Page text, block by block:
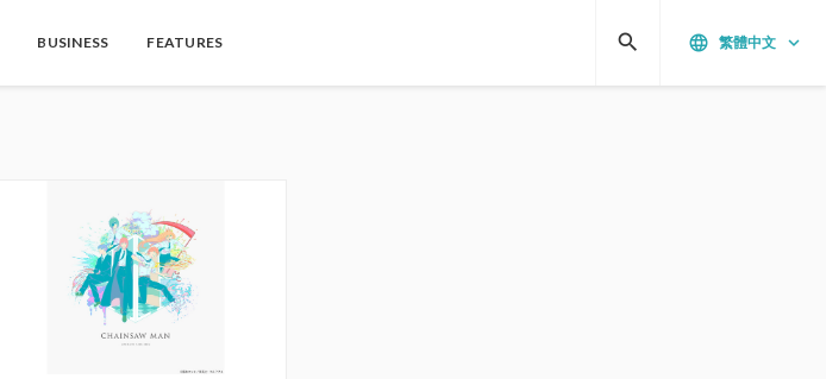
BUSINESS FEATURES language 繁體中文 keyboard_arrow_down
search